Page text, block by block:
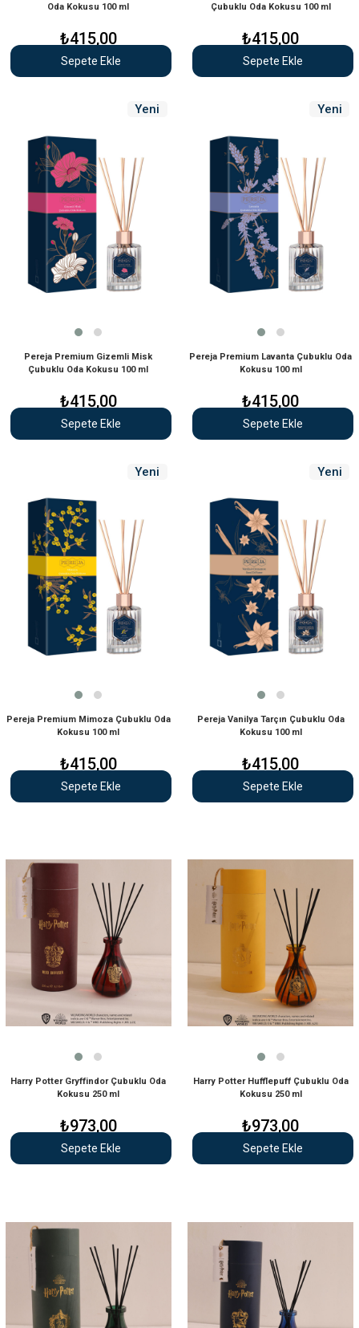
Oda Kokusu 100 ml
₺415,00
Sepete Ekle
Çubuklu Oda Kokusu 100 ml
₺415,00
Sepete Ekle
Pereja Premium Gizemli Misk
Çubuklu Oda Kokusu 100 ml
₺415,00
Sepete Ekle
Yeni
Pereja Premium Lavanta Çubuklu Oda
Kokusu 100 ml
₺415,00
Sepete Ekle
Yeni
Pereja Premium Mimoza Çubuklu Oda
Kokusu 100 ml
₺415,00
Sepete Ekle
Yeni
Pereja Vanilya Tarçın Çubuklu Oda
Kokusu 100 ml
₺415,00
Sepete Ekle
Yeni
Harry Potter Gryffindor Çubuklu Oda
Kokusu 250 ml
₺973,00
Sepete Ekle
Harry Potter Hufflepuff Çubuklu Oda
Kokusu 250 ml
₺973,00
Sepete Ekle